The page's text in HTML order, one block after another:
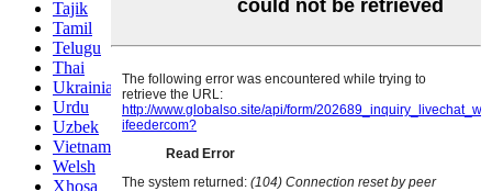
Tajik
Tamil
Telugu
Thai
Ukrainian
Urdu
Uzbek
Vietnamese
Welsh
Xhosa